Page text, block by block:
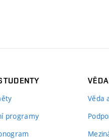
programy
Věda